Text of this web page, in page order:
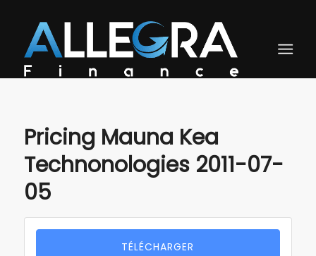
Pricing Mauna Kea
Technonologies 2011-07-
05
TÉLÉCHARGER